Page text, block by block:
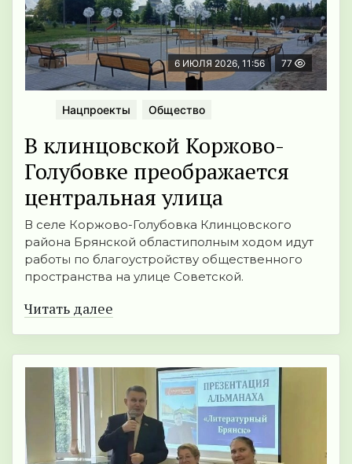
6 ИЮЛЯ 2026, 11:56 77
Нацпроекты Общество
В клинцовской Коржово-
Голубовке преображается
центральная улица
В селе Коржово-Голубовка Клинцовского
района Брянской областиполным ходом идут
работы по благоустройству общественного
пространства на улице Советской.
Читать далее